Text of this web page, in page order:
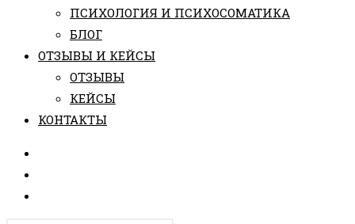
ПCИХОЛОГИЯ И ПСИХОСОМАТИКА
БЛОГ
ОТЗЫВЫ И КЕЙСЫ
ОТЗЫВЫ
КЕЙСЫ
КОНТАКТЫ